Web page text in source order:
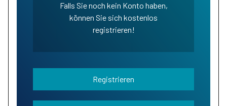
Falls Sie noch kein Konto haben,
können Sie sich kostenlos
registrieren!
Registrieren